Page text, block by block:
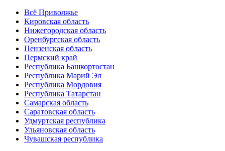
Всё Приволжье
Кировская область
Нижегородская область
Оренбургская область
Пензенская область
Пермский край
Республика Башкортостан
Республика Марий Эл
Республика Мордовия
Республика Татарстан
Самарская область
Саратовская область
Удмуртская республика
Ульяновская область
Чувашская республика